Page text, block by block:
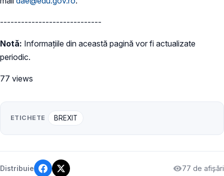
-----------------------------
Notă: Informațiile din această pagină vor fi actualizate
periodic.
77 views
ETICHETE BREXIT
Distribuie 77 de afișări